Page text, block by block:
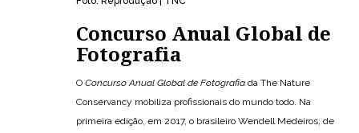
Concurso Anual Global de
Fotografia
O Concurso Anual Global de Fotografia da The Nature
Conservancy mobiliza profissionais do mundo todo. Na
primeira edição, em 2017, o brasileiro Wendell Medeiros, de